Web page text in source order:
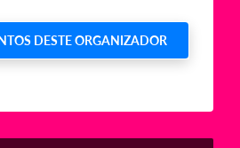
DESTE ORGANIZADOR